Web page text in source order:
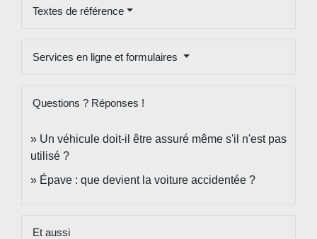
Textes de référence
Services en ligne et formulaires
Questions ? Réponses !
Un véhicule doit-il être assuré même s'il n'est pas
utilisé ?
Épave : que devient la voiture accidentée ?
Et aussi